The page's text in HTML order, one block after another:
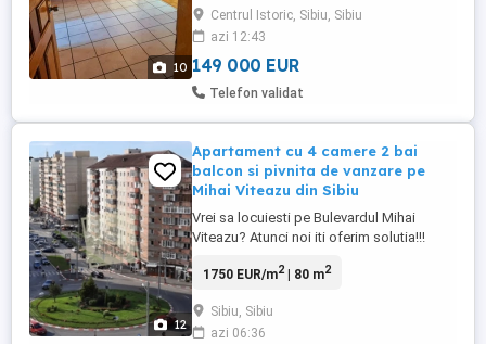
10
doresc colaborare cu agenții imobiliare.
Se vinde mobilat și utilat.Sau dezafectat.
La același ...
Centrul Istoric, Sibiu, Sibiu
azi 12:43
149 000 EUR
Telefon validat
12
Apartament cu 4 camere 2 bai
balcon si pivnita de vanzare pe
Mihai Viteazu din Sibiu
Vrei sa locuiesti pe Bulevardul Mihai
Viteazu? Atunci noi iti oferim solutia!!!
vanzare un apartament cu 4 camere, 2 bai,
pe Bulevardul Mihai Viteazu din Sibiu. Are
o suprafata utila de 80 mp utili, situat la
1750 EUR/m2| 80 m2
Sibiu, Sibiu
azi 06:36